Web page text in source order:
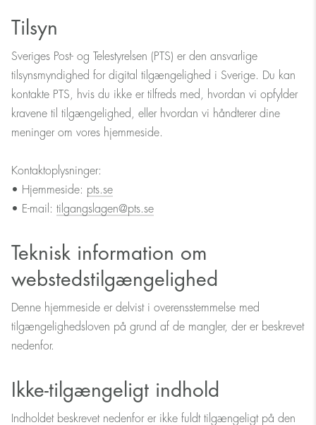
Tilsyn
Sveriges Post- og Telestyrelsen (PTS) er den ansvarlige
tilsynsmyndighed for digital tilgængelighed i Sverige. Du kan
kontakte PTS, hvis du ikke er tilfreds med, hvordan vi opfylder
kravene til tilgængelighed, eller hvordan vi håndterer dine
meninger om vores hjemmeside.
Kontaktoplysninger:
• Hjemmeside: pts.se
• E-mail: tilgangslagen@pts.se
Teknisk information om
webstedstilgængelighed
Denne hjemmeside er delvist i overensstemmelse med
tilgængelighedsloven på grund af de mangler, der er beskrevet
nedenfor.
Ikke-tilgængeligt indhold
Indholdet beskrevet nedenfor er ikke fuldt tilgængeligt på den